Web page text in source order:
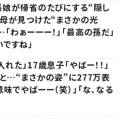
が帰省のたびにする“隠し
母が見つけた“まさかの光
ぁーーー！」「最高の孫だ」
すね」
た」17歳息子「やばー！！」
…“まさかの姿”に277万表
でやばーー（笑）」「な、なる